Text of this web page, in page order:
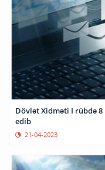
Dövlət Xidməti I rübdə
edib
21-04-2023